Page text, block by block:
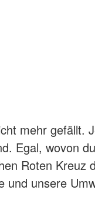
mehr gefällt.
Egal, wovon
Roten Kreuz
und unsere